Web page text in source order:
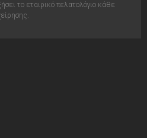
το εταιρικό πελατολόγιο κάθε